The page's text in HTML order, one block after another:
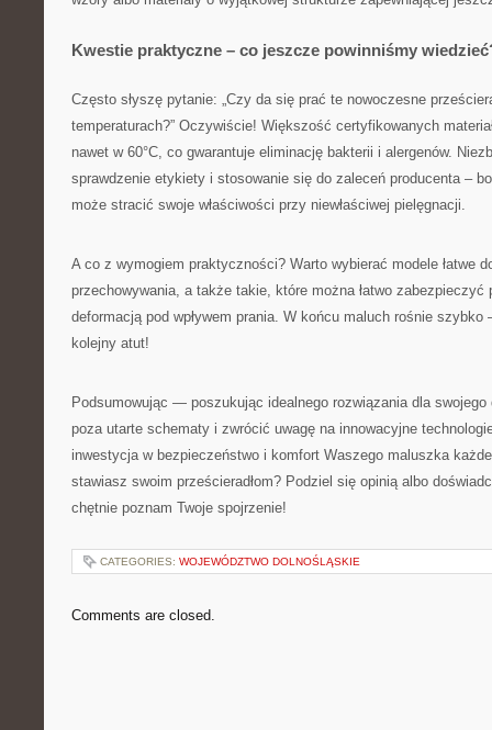
Kwestie praktyczne – co jeszcze powinniśmy
Często słyszę pytanie: „Czy da się prać te nowoczesne
temperaturach?” Oczywiście! Większość certyfikowanych
nawet w 60°C, co gwarantuje eliminację bakterii i alergenów.
sprawdzenie etykiety i stosowanie się do zaleceń producenta –
może stracić swoje właściwości przy niewłaściwej pielęgnacji.
A co z wymogiem praktyczności? Warto wybierać modele łatwe
przechowywania, a także takie, które można łatwo zabezpieczyć
deformacją pod wpływem prania. W końcu maluch rośnie
kolejny atut!
Podsumowując — poszukując idealnego rozwiązania dla
poza utarte schematy i zwrócić uwagę na innowacyjne
inwestycja w bezpieczeństwo i komfort Waszego maluszka
stawiasz swoim prześcieradłom? Podziel się opinią albo
chętnie poznam Twoje spojrzenie!
CATEGORIES: WOJEWÓDZTWO DOLNOŚLĄSKIE
Comments are closed.